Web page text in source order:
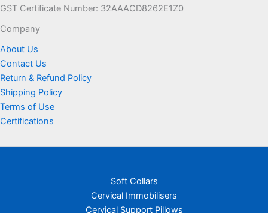
GST Certificate Number: 32AAACD8262E1Z0
Company
About Us
Contact Us
Return & Refund Policy
Shipping Policy
Terms of Use
Certifications
Soft Collars
Cervical Immobilisers
Cervical Support Pillows